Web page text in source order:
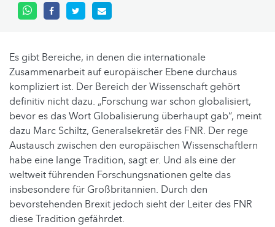
Es gibt Bereiche, in denen die internationale
Zusammenarbeit auf europäischer Ebene durchaus
kompliziert ist. Der Bereich der Wissenschaft gehört
definitiv nicht dazu. „Forschung war schon globalisiert,
bevor es das Wort Globalisierung überhaupt gab“, meint
dazu Marc Schiltz, Generalsekretär des FNR. Der rege
Austausch zwischen den europäischen Wissenschaftlern
habe eine lange Tradition, sagt er. Und als eine der
weltweit führenden Forschungsnationen gelte das
insbesondere für Großbritannien. Durch den
bevorstehenden Brexit jedoch sieht der Leiter des FNR
diese Tradition gefährdet.